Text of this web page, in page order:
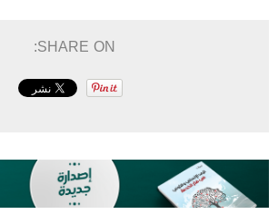
SHARE ON: